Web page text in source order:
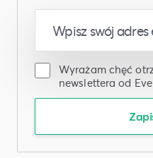
Wyrażam chęć
newslettera od
siedzibą w
wysyłany w
zrezygnować z
czasie poprzez
odpowiedniego